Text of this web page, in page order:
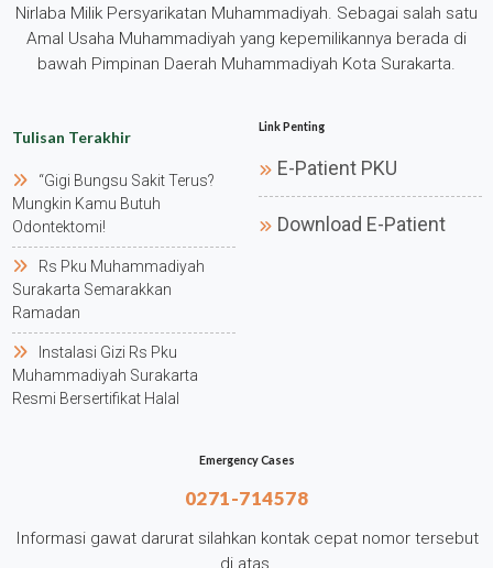
Nirlaba Milik Persyarikatan Muhammadiyah. Sebagai salah satu
Amal Usaha Muhammadiyah yang kepemilikannya berada di
bawah Pimpinan Daerah Muhammadiyah Kota Surakarta.
Tulisan Terakhir
“gigi Bungsu Sakit Terus?
Mungkin Kamu Butuh
Odontektomi!
Rs Pku Muhammadiyah
Surakarta Semarakkan
Ramadan
Instalasi Gizi Rs Pku
Muhammadiyah Surakarta
Resmi Bersertifikat Halal
Link Penting
E-Patient PKU
Download E-Patient
Emergency Cases
0271-714578
Informasi gawat darurat silahkan kontak cepat nomor tersebut
di atas.